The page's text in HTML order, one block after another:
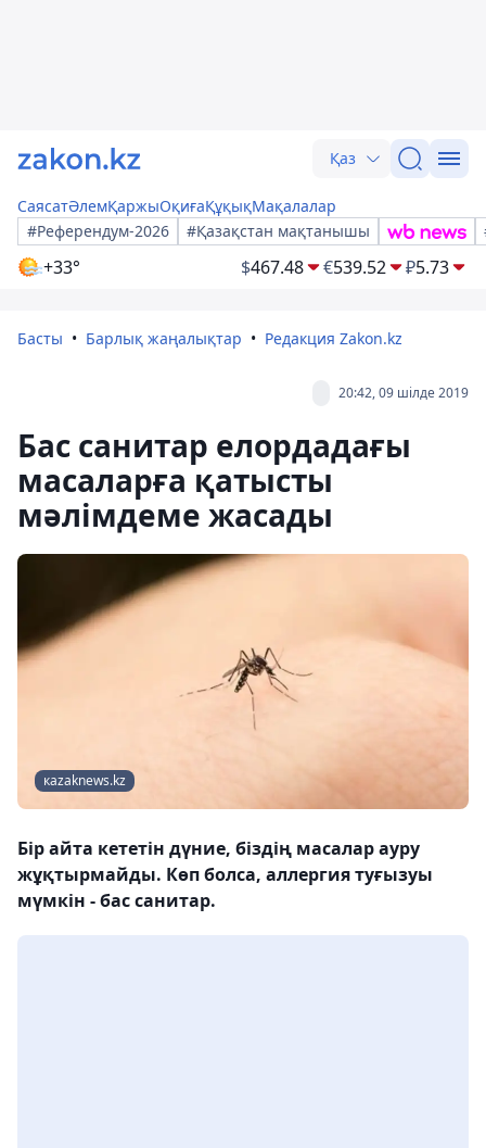
Қаз
СаясатӘлемҚаржыОқиғаҚұқықМақалалар
#Референдум-2026
#Қазақстан мақтанышы
+33° $467.48 €539.52 ₽5.73
Басты Барлық жаңалықтар Редакция Zakon.kz
20:42, 09 шілде 2019
Бас санитар елордадағы
масаларға қатысты
мәлімдеме жасады
кazaknews.kz
Бір айта кететін дүние, біздің масалар ауру
жұқтырмайды. Көп болса, аллергия туғызуы
мүмкін - бас санитар.